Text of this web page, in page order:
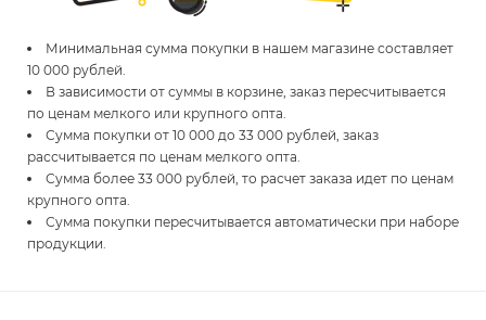
Минимальная сумма покупки в нашем магазине составляет
10 000 рублей.
В зависимости от суммы в корзине, заказ пересчитывается
по ценам мелкого или крупного опта.
Сумма покупки от 10 000 до 33 000 рублей, заказ
рассчитывается по ценам мелкого опта.
Сумма более 33 000 рублей, то расчет заказа идет по ценам
крупного опта.
Сумма покупки пересчитывается автоматически при наборе
продукции.